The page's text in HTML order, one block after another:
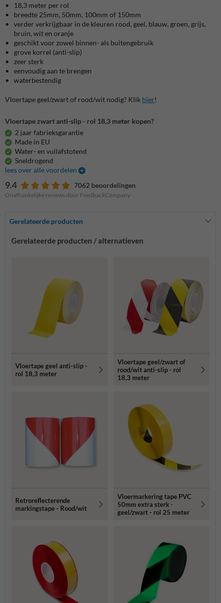
18,3 meter per rol
breedte 25mm, 50mm, 100mm of 150mm
verder verkrijgbaar in de kleuren rood, geel, blauw, groen, grijs,
bruin, wit en oranje
geschikt voor zowel binnen- als buitengebruik
grove korrel (anti-slip)
zeer sterk
eenvoudig aan te brengen
waterbestendig
Vloertape geel/zwart of rood/wit nodig? Klik hier!
Vloertape zwart anti-slip - rol 18,3 meter kopen?
2 jaar fabrieksgarantie
Made in EU
Water- en vuilafstotend
Sneldrogend
lees over alle voordelen
9.4 7062 beoordelingen
Onafhankelijke reviews door FeedbackCompany
Gerelateerde producten
Gerelateerde producten / alternatieven
Vloertape geel anti-slip -
rol 18,3 meter
Vloertape geel/zwart of
rood/wit anti-slip - rol
18,3 meter
Retroreflecterende
markingstape - Rood/wit
Vloermarkering tape PVC
50mm extra sterk -
geel/zwart - rol 25 meter